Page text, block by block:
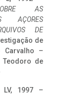
AS
AÇORES
DE
de
Carvalho –
Teodoro de
LV, 1997 –